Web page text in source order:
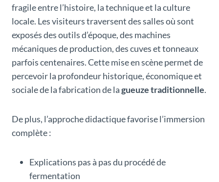
fragile entre l’histoire, la technique et la culture
locale. Les visiteurs traversent des salles où sont
exposés des outils d’époque, des machines
mécaniques de production, des cuves et tonneaux
parfois centenaires. Cette mise en scène permet de
percevoir la profondeur historique, économique et
sociale de la fabrication de lagueuze traditionnelle.
De plus, l’approche didactique favorise l’immersion
complète :
Explications pas à pas du procédé de
fermentation